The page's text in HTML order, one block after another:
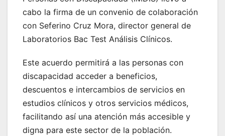
cabo la firma de un convenio de colaboración
con Seferino Cruz Mora, director general de
Laboratorios Bac Test Análisis Clínicos.
Este acuerdo permitirá a las personas con
discapacidad acceder a beneficios,
descuentos e intercambios de servicios en
estudios clínicos y otros servicios médicos,
facilitando así una atención más accesible y
digna para este sector de la población.